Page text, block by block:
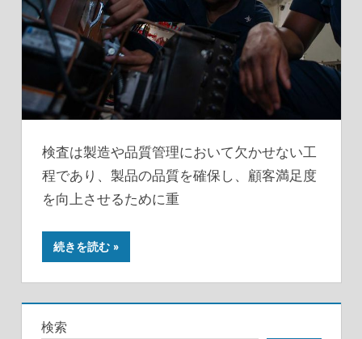
検査は製造や品質管理において欠かせない工
程であり、製品の品質を確保し、顧客満足度
を向上させるために重
続きを読む
検索